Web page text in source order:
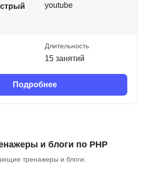
youtube
Длительность
15 занятий
Подробнее
и блоги по PHP
тренажеры и блоги.